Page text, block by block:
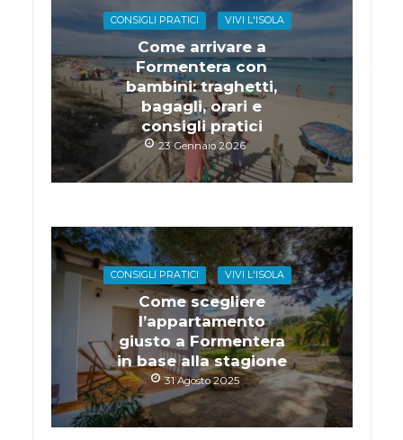
CONSIGLI PRATICI VIVI L'ISOLA
Come arrivare a
Formentera con
bambini: traghetti,
bagagli, orari e
consigli pratici
23 Gennaio 2026
CONSIGLI PRATICI VIVI L'ISOLA
Come scegliere
l’appartamento
giusto a Formentera
in base alla stagione
31 Agosto 2025